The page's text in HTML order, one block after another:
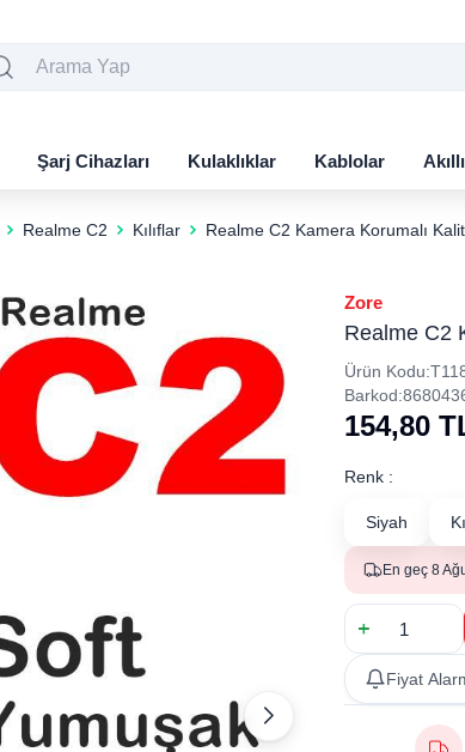
Şarj Cihazları Kulaklıklar Kablolar
Realme C2 Kılıflar Realme C2 Kamera Korumalı
Zore
Realme C2
Ürün Kodu:
Barkod:
154,80
Renk :
Siyah
En geç 8
Fiyat